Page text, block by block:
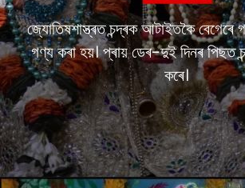
জ্যোতিষশাস্ত্ৰত চন্দ্ৰক আটাইতকৈ বেগেৰে
গণ্য কৰা হয়। প্ৰায় ডেৰ-দুই দিনৰ পিছত
কৰে।